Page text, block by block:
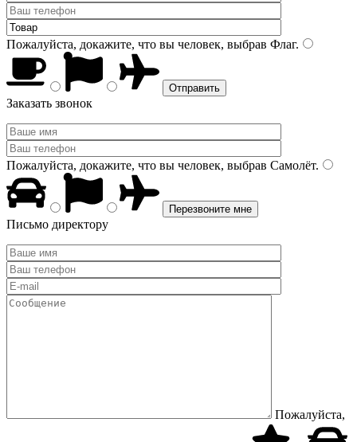
Пожалуйста, докажите, что вы человек, выбрав Флаг.
Заказать звонок
Пожалуйста, докажите, что вы человек, выбрав Самолёт.
Письмо директору
Пожалуйста,